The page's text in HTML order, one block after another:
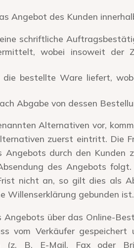
Angebot des Kunden
schriftliche
wobei insoweit der
die bestellte Ware liefert,
Abgabe von dessen
Alternativen vor,
zuerst eintritt. Die
Angebots durch den
des Angebots
nicht an, so gilt dies als
Willenserklärung gebunden ist.
Angebots über das Online-
vom Verkäufer
(z. B. E-Mail, Fax oder